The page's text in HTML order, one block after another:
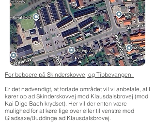
For beboere på Skinderskovvej og Tibbevangen:
Er det nødvendigt, at forlade området vil vi anbefale, at I
kører op ad Skinderskovvej mod Klausdalsbrovej (mod
Kai Dige Bach krydset). Her vil der enten være
mulighed for at køre lige over eller til venstre mod
Gladsaxe/Buddinge ad Klausdalsbrovej.